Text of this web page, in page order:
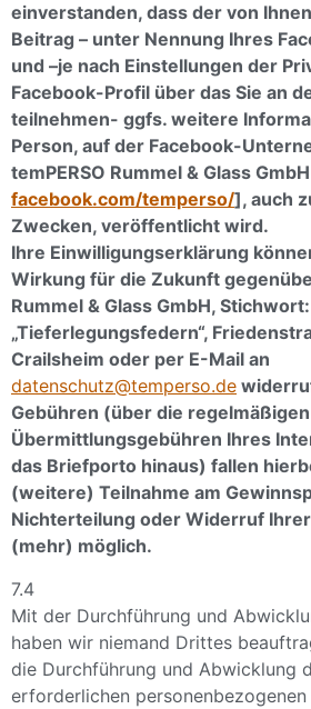
einverstanden, dass der von
Beitrag – unter Nennung Ihres
und –je nach Einstellungen der
Facebook-Profil über das Sie an
teilnehmen- ggfs. weitere
Person, auf der Facebook-
temPERSO Rummel & Glass
facebook.com/temperso/], auch
Zwecken, veröffentlicht wird.
Ihre Einwilligungserklärung
Wirkung für die Zukunft
Rummel & Glass GmbH, Stichwort:
„Tieferlegungsfedern“,
Crailsheim oder per E-Mail an
datenschutz@temperso.de
Gebühren (über die regelmäßigen
Übermittlungsgebühren Ihres
das Briefporto hinaus) fallen
(weitere) Teilnahme am
Nichterteilung oder Widerruf
(mehr) möglich.
7.4
Mit der Durchführung und
haben wir niemand Drittes
die Durchführung und Abwicklung
erforderlichen